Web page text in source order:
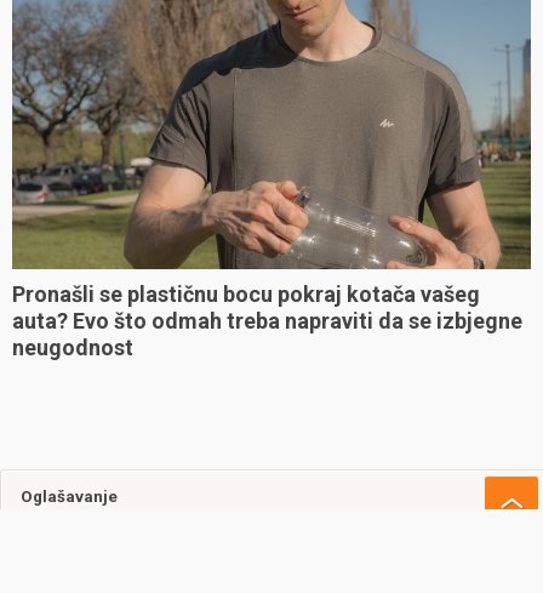
Pronašli se plastičnu bocu pokraj kotača vašeg
auta? Evo što odmah treba napraviti da se izbjegne
neugodnost
Oglašavanje